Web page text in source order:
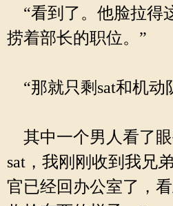
“看到了。他脸拉得
捞着部长的职位。”
“那就只剩sat和机动
其中一个男人看了
sat，我刚刚收到我兄
官已经回办公室了，